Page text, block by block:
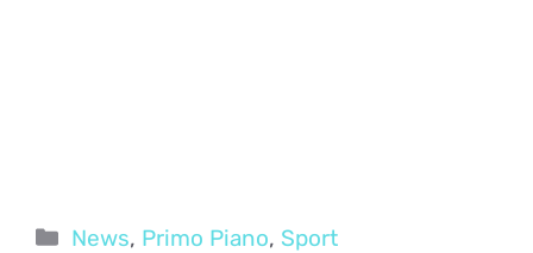
Categorie
News, Primo Piano, Sport